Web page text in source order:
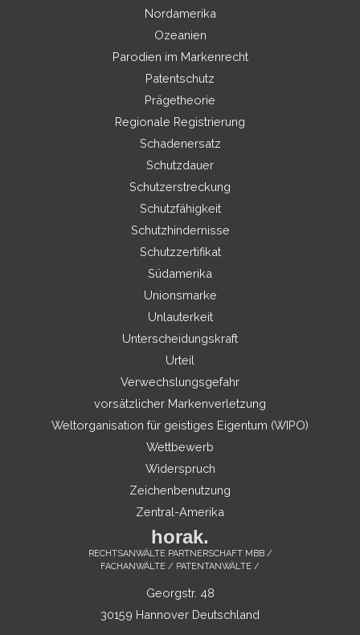
Nordamerika
Ozeanien
Parodien im Markenrecht
Patentschutz
Prägetheorie
Regionale Registrierung
Schadenersatz
Schutzdauer
Schutzerstreckung
Schutzfähigkeit
Schutzhindernisse
Schutzzertifikat
Südamerika
Unionsmarke
Unlauterkeit
Unterscheidungskraft
Urteil
Verwechslungsgefahr
vorsätzlicher Markenverletzung
Weltorganisation für geistiges Eigentum (WIPO)
Wettbewerb
Widerspruch
Zeichenbenutzung
Zentral-Amerika
horak.
RECHTSANWÄLTE PARTNERSCHAFT MBB /
FACHANWÄLTE / PATENTANWÄLTE /
Georgstr. 48
30159 Hannover Deutschland